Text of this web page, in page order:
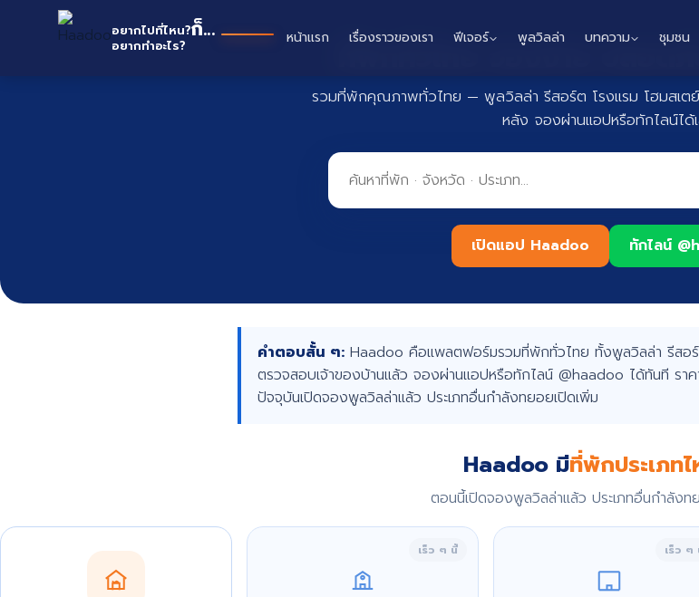
อยากไปที่ไหน?
อยากทำอะไร?
ก็... หาดู หน้าแรก เรื่องราวของเรา ฟีเจอร์ พูลวิลล่า บทความ ชุมชน
ที่พักทั่วไทย จองง่าย ปลอ
รวมที่พักคุณภาพทั่วไทย — พูลวิลล่า รีสอร์ต โรงแรม โฮมสเตย์
หลัง จองผ่านแอปหรือทักไลน์ได้
เปิดแอป Haadoo ทักไลน์
คำตอบสั้น ๆ: Haadoo คือแพลตฟอร์มรวมที่พักทั่วไทย ทั้งพูลวิลล่า รีสอร์
ตรวจสอบเจ้าของบ้านแล้ว จองผ่านแอปหรือทักไลน์ @haadoo ได้ทันที รา
ปัจจุบันเปิดจองพูลวิลล่าแล้ว ประเภทอื่นกำลังทยอยเปิดเพิ่ม
Haadoo มีที่พักประเภท
ตอนนี้เปิดจองพูลวิลล่าแล้ว ประเภทอื่นกำลังท
เร็ว ๆ นี้ เร็ว ๆ